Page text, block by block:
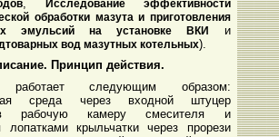
Исследование эффективности
обработки мазута и приготовления
эмульсий на установке ВКИ и
вод мазутных котельных).
Принцип действия.
работает следующим образом:
среда через входной штуцер
рабочую камеру смесителя и
лопатками крыльчатки через прорези